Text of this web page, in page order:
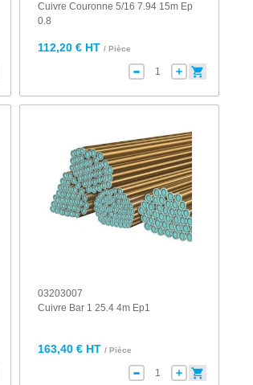
Cuivre Couronne 5/16 7.94 15m Ep
0.8
112,20 € HT / Pièce
03203007
Cuivre Bar 1 25.4 4m Ep1
163,40 € HT / Pièce